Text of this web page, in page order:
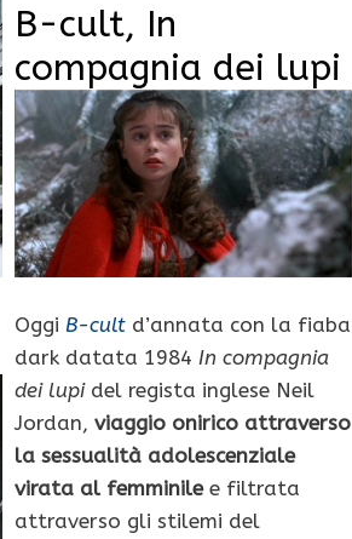
B-cult, In
compagnia dei lupi
OggiB-cult d’annata con la fiaba
dark datata 1984 In compagnia
dei lupi del regista inglese Neil
Jordan,viaggio onirico attraverso
la sessualità adolescenziale
virata al femminilee filtrata
attraverso gli stilemi del